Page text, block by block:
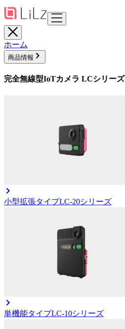
ホーム
商品情報
完全無線型IoTカメラ LCシリーズ
小型拡張タイプLC-20シリーズ
単機能タイプLC-10シリーズ